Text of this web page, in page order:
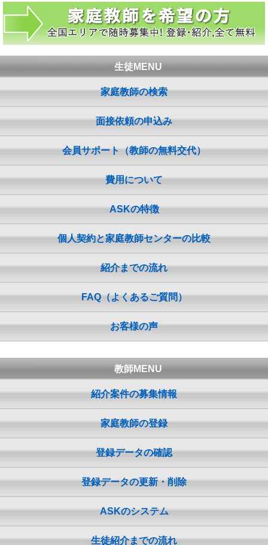
生徒MENU
家庭教師の検索
面接依頼の申込み
会員サポート（教師の無料交代）
費用について
ASKの特徴
個人契約と家庭教師センターの比較
紹介までの流れ
FAQ（よくあるご質問）
お客様の声
教師MENU
紹介案件の募集情報
家庭教師の登録
登録データの確認
登録データの更新・削除
ASKのシステム
生徒紹介までの流れ